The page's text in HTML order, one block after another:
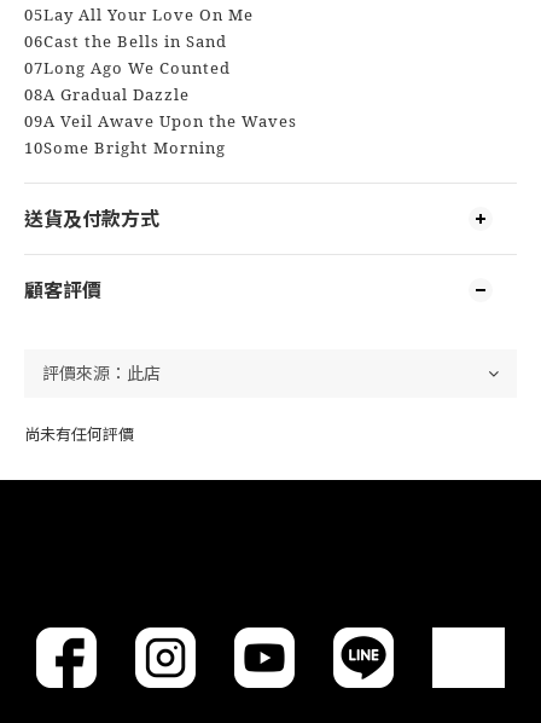
05Lay All Your Love On Me
06Cast the Bells in Sand
07Long Ago We Counted
08A Gradual Dazzle
09A Veil Awave Upon the Waves
10Some Bright Morning
送貨及付款方式
顧客評價
尚未有任何評價